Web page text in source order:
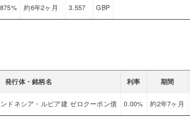
約6年2ヶ月 3.557 GBP
発行体・銘柄名 利率 期間
ドネシア・ルピア建 ゼロクーポン債 0.00% 約2年7ヶ月